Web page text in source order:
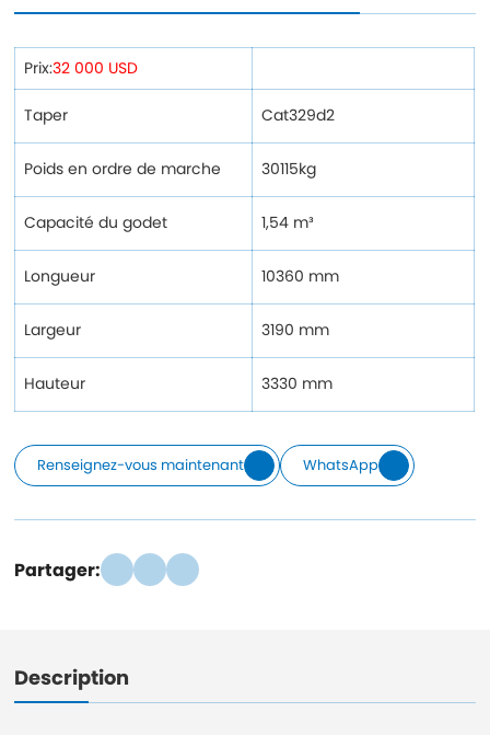
Prix:32 000 USD
Taper Cat329d2
Poids en ordre de marche 30115kg
Capacité du godet 1,54 m³
Longueur 10360 mm
Largeur 3190 mm
Hauteur 3330 mm
Renseignez-vous maintenant WhatsApp
Partager:
Description